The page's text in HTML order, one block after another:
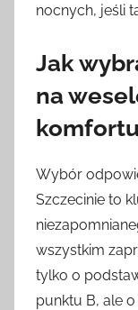
nocnych, jeśli
Jak
na
Wybór
Szczecinie to
wszystkim
tylko o
punktu B, ale